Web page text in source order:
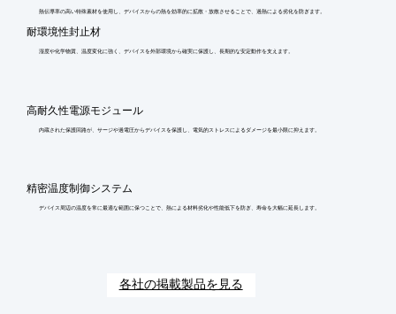
熱伝導率の高い特殊素材を使用し、デバイスからの熱を効率的に拡散・放散させることで、過熱による劣化を防ぎます。
耐環境性封止材
湿度や化学物質、温度変化に強く、デバイスを外部環境から確実に保護し、長期的な安定動作を支えます。
高耐久性電源モジュール
内蔵された保護回路が、サージや過電圧からデバイスを保護し、電気的ストレスによるダメージを最小限に抑えます。
精密温度制御システム
デバイス周辺の温度を常に最適な範囲に保つことで、熱による材料劣化や性能低下を防ぎ、寿命を大幅に延長します。
各社の掲載製品を見る